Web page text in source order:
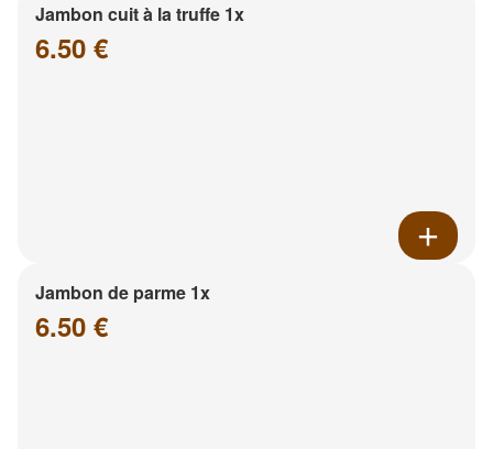
Jambon cuit à la truffe 1x
6.50 €
Jambon de parme 1x
6.50 €